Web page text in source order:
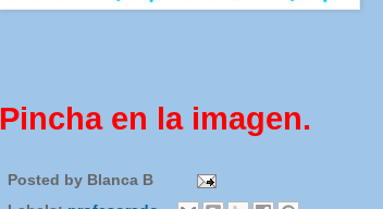
Pincha en la imagen.
Posted by Blanca B